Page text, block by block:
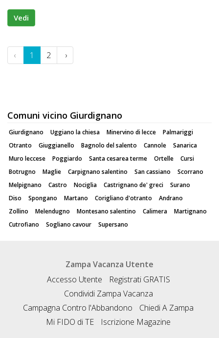
Vedi
‹ 1 2 ›
Comuni vicino Giurdignano
Giurdignano Uggiano la chiesa Minervino di lecce
Palmariggi
Otranto
Giuggianello Bagnolo del salento Cannole
Sanarica
Muro leccese
Poggiardo Santa cesarea terme Ortelle
Cursi
Botrugno
Maglie Carpignano salentino San cassiano
Scorrano
Melpignano
Castro Nociglia Castrignano de' greci
Surano
Diso
Spongano Martano Corigliano d'otranto
Andrano
Zollino
Melendugno Montesano salentino Calimera
Martignano
Cutrofiano
Sogliano cavour Supersano
Zampa Vacanza Utente
Accesso Utente
Registrati GRATIS
Condividi Zampa Vacanza
Campagna Contro l'Abbandono
Chiedi A Zampa
Mi FIDO di TE
Iscrizione Magazine